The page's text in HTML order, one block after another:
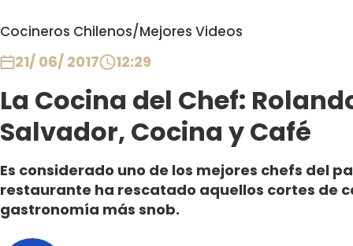
Cocineros Chilenos/Mejores Videos
21/ 06/ 2017 12:29
La Cocina del Chef:
Salvador, Cocina y Café
Es considerado uno de los mejores chefs del
restaurante ha rescatado aquellos cortes de
gastronomía más snob.